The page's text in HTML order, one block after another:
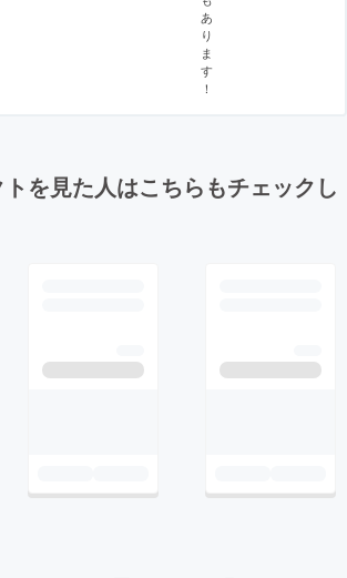
あ
り
ま
す
！
を見た人はこちらもチェックし